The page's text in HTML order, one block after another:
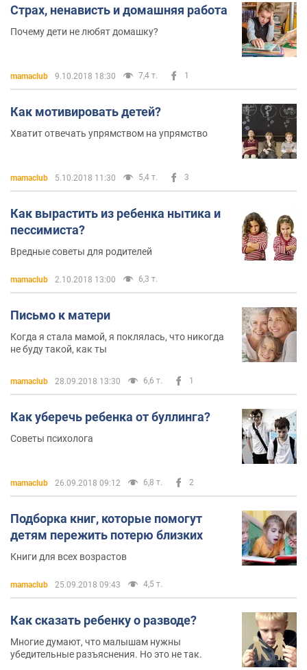
Страх, ненависть и домашняя работа
Почему дети не любят домашку?
mamaclub 9.10.2018 18:30 7,4 т. 1
Как мотивировать детей?
Хватит отвечать упрямством на упрямство
mamaclub 5.10.2018 11:30 5,4 т. 3
Как вырастить из ребенка нытика и
пессимиста?
Вредные советы для родителей
mamaclub 2.10.2018 13:00 6,3 т.
Письмо к матери
Когда я стала мамой, я поклялась, что никогда
не буду такой, как ты
mamaclub 28.09.2018 13:30 6,6 т. 1
Как уберечь ребенка от буллинга?
Советы психолога
mamaclub 26.09.2018 09:12 6,8 т. 2
Подборка книг, которые помогут
детям пережить потерю близких
Книги для всех возрастов
mamaclub 25.09.2018 09:43 4,5 т.
Как сказать ребенку о разводе?
Многие думают, что малышам нужны
убедительные разъяснения. Но это не так.